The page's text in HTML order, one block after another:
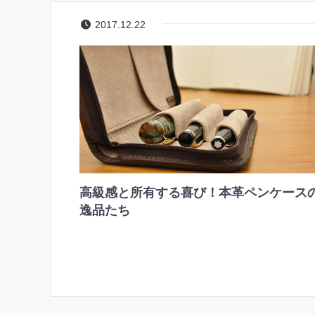
2017.12.22
高級感と所有する喜び！本革ペンケース
逸品たち